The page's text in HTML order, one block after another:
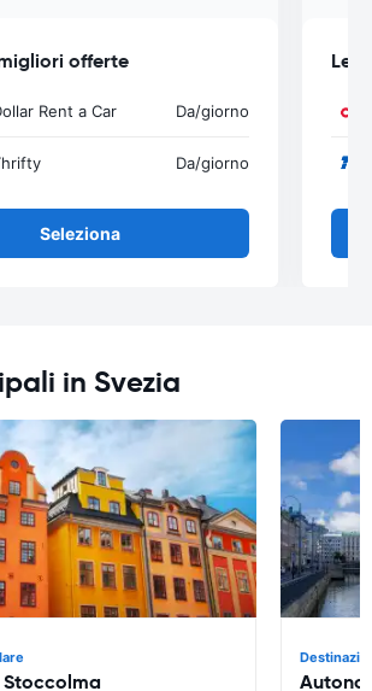
offerte
Rent a Car Da/giorno
Da/giorno
Seleziona
Le
in Svezia